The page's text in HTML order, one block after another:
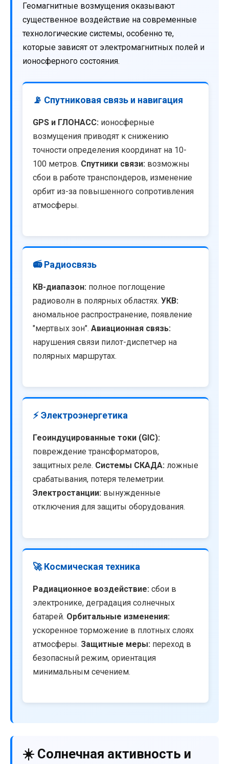
Геомагнитные возмущения оказывают
существенное воздействие на современные
технологические системы, особенно те,
которые зависят от электромагнитных полей и
ионосферного состояния.
📡 Спутниковая связь и навигация
GPS и ГЛОНАСС: ионосферные
возмущения приводят к снижению
точности определения координат на 10-
100 метров. Спутники связи: возможны
сбои в работе транспондеров, изменение
орбит из-за повышенного сопротивления
атмосферы.
📻 Радиосвязь
КВ-диапазон: полное поглощение
радиоволн в полярных областях. УКВ:
аномальное распространение, появление
"мертвых зон". Авиационная связь:
нарушения связи пилот-диспетчер на
полярных маршрутах.
⚡ Электроэнергетика
Геоиндуцированные токи (GIC):
повреждение трансформаторов,
защитных реле. Системы СКАДА: ложные
срабатывания, потеря телеметрии.
Электростанции: вынужденные
отключения для защиты оборудования.
🚀 Космическая техника
Радиационное воздействие: сбои в
электронике, деградация солнечных
батарей. Орбитальные изменения:
ускоренное торможение в плотных слоях
атмосферы. Защитные меры: переход в
безопасный режим, ориентация
минимальным сечением.
☀️ Солнечная активность и